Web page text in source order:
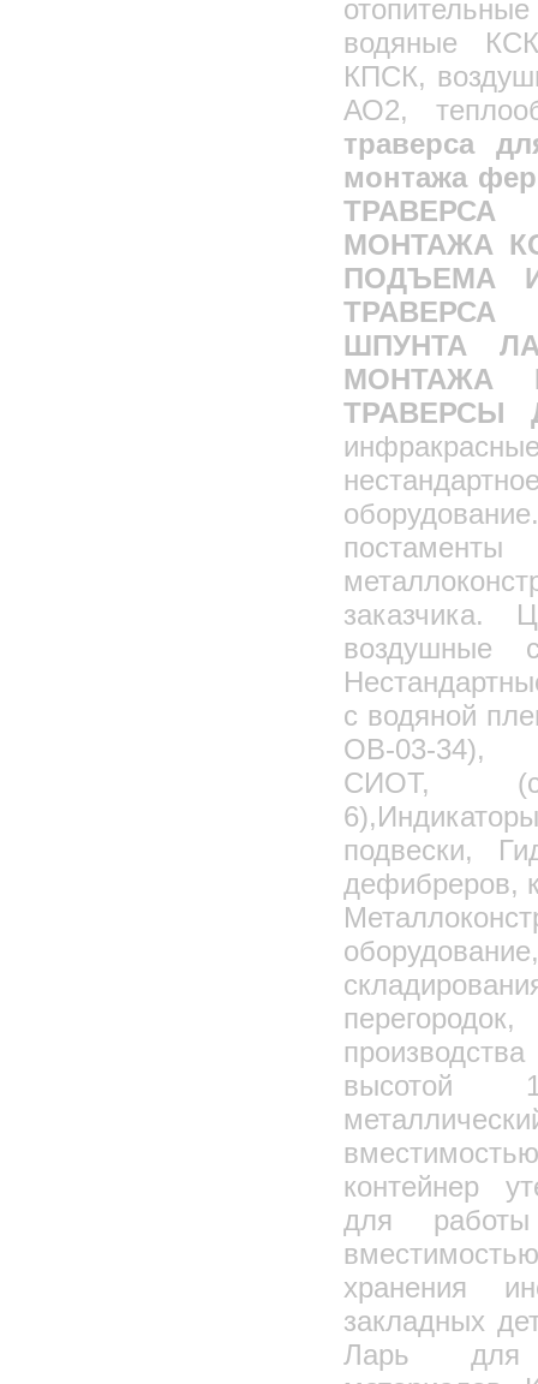
водяные
КПСК,
АО2,
траверса
монтажа
МОНТАЖА
ПОДЪЕМА
ШПУНТА
МОНТАЖА
заказчика.
воздушные
с водяной
ОВ-03-34),
СИОТ,
подвески,
дефибреров,
высотой
контейнер
для
хранения
закладных
Ларь для